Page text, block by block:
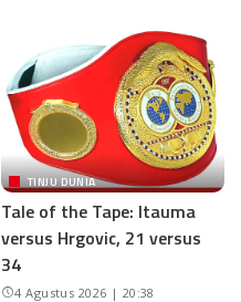
TINJU DUNIA
Tale of the Tape: Itauma
versus Hrgovic, 21 versus
34
4 Agustus 2026 | 20:38